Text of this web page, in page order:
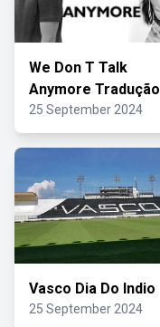
We Don T Talk
Anymore Tradução
25 September 2024
Vasco Dia Do Indio
25 September 2024